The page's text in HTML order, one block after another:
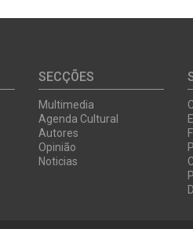
SECÇÕES
Multimedia
Agenda Cultural
Autores
Opinião
Noticias